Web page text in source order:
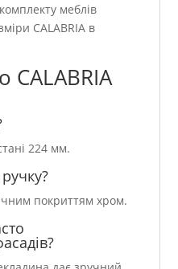
меблів
CALABRIA в
CALABRIA
224 мм.
покриттям хром.